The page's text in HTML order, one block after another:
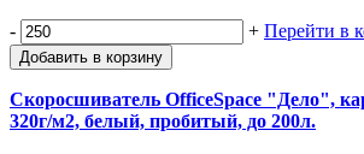
- + Перейти в
Добавить в корзину
Скоросшиватель OfficeSpace "Дело",
320г/м2, белый, пробитый, до 200л.